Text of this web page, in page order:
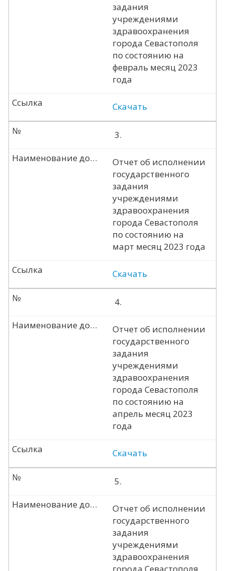
задания
учреждениями
здравоохранения
города Севастополя
по состоянию на
февраль месяц 2023
года
Скачать
Ссылка
3.
№
Отчет об исполнении
государственного
задания
учреждениями
здравоохранения
города Севастополя
по состоянию на
март месяц 2023 года
Наименование документа
Скачать
Ссылка
4.
№
Отчет об исполнении
государственного
задания
учреждениями
здравоохранения
города Севастополя
по состоянию на
апрель месяц 2023
года
Наименование документа
Скачать
Ссылка
5.
№
Отчет об исполнении
государственного
задания
учреждениями
здравоохранения
города Севастополя
Наименование документа